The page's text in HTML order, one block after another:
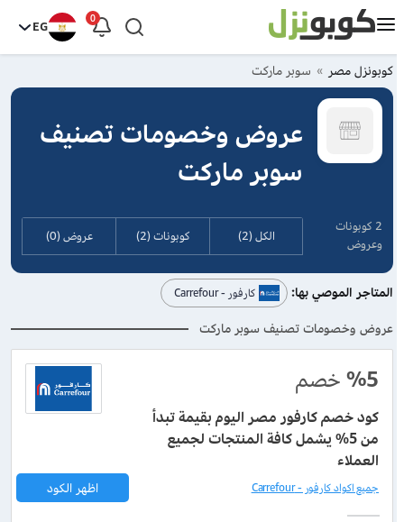
0
EG
كوبونزل مصر سوبر ماركت
عروض وخصومات تصنيف
سوبر ماركت
2 كوبونات
وعروض
الكل (2) كوبونات (2) عروض (0)
المتاجر الموصي بها: كارفور - Carrefour
عروض وخصومات تصنيف سوبر ماركت
%5خصم
كود خصم كارفور مصر اليوم بقيمة تبدأ
من 5% يشمل كافة المنتجات لجميع
العملاء
اظهر الكود جميع اكواد كارفور - Carrefour